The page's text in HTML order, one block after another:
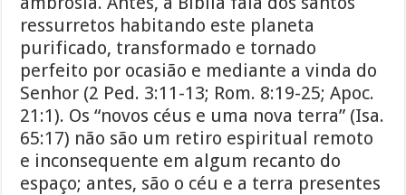
ressurretos habitando este planeta
purificado, transformado e tornado
perfeito por ocasião e mediante a vinda do
Senhor (2 Ped. 3:11-13; Rom. 8:19-25; Apoc.
21:1). Os “novos céus e uma nova terra” (Isa.
65:17) não são um retiro espiritual remoto
e inconsequente em algum recanto do
espaço; antes, são o céu e a terra presentes